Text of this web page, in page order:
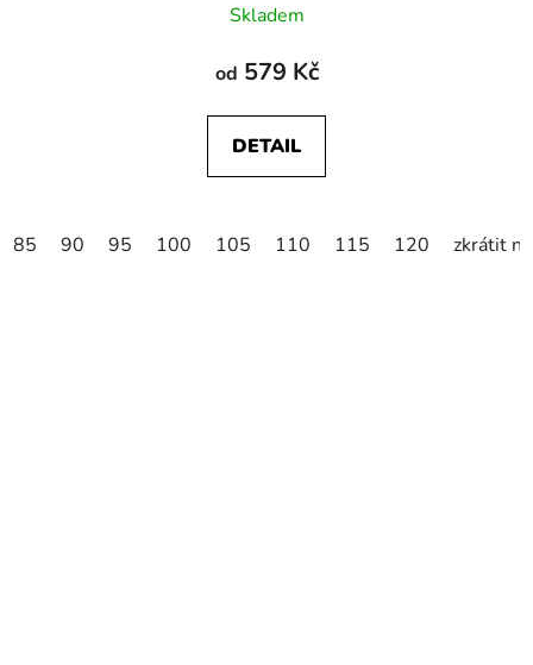
Skladem
od 579 Kč
DETAIL
85 90 95 100 105 110 115 120 zkrátit